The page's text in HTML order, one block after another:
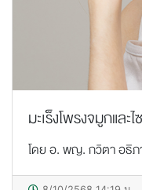
มะเร็งโพรงจมูกแล
โดย อ. พญ. กวิตา อธิ